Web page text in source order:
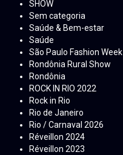
SHOW
Sem categoria
Saúde & Bem-estar
Saúde
São Paulo Fashion Week
Rondônia Rural Show
Rondônia
ROCK IN RIO 2022
Rock in Rio
Rio de Janeiro
Rio / Carnaval 2026
Réveillon 2024
Réveillon 2023